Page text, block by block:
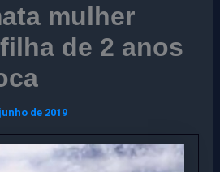
mulher
de 2 anos
de 2019